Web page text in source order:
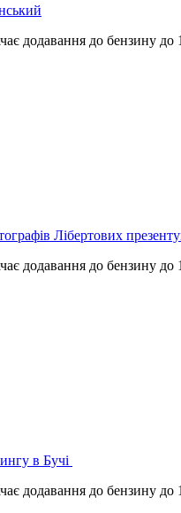
додавання до бензину
Лібертових
додавання до бензину
в Бучі
додавання до бензину